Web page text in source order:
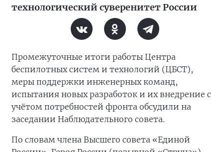
технологический суверенитет России
Промежуточные итоги работы Центра
беспилотных систем и технологий (ЦБСТ),
меры поддержки инженерных команд,
испытания новых разработок и их внедрение с
учётом потребностей фронта обсудили на
заседании Наблюдательного совета.
По словам члена Высшего совета «Единой